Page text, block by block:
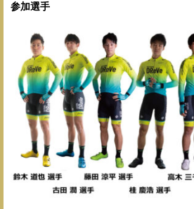
参加選手